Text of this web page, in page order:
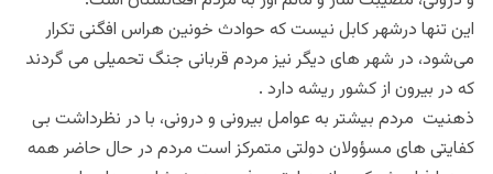
این تنها درشهر کابل نیست که حوادث خونین هراس افگنی تکرار
می‌شود، در شهر های دیگر نیز مردم قربانی جنگ تحمیلی می گردند
که در بیرون از کشور ریشه دارد .
ذهنیت مردم بیشتر به عوامل بیرونی و درونی، با در نظرداشت بی
کفایتی های مسؤولان دولتی متمرکز است مردم در حال حاضر همه